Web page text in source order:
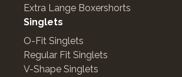
Extra Lange Boxershorts
Singlets
O-Fit Singlets
Regular Fit Singlets
V-Shape Singlets